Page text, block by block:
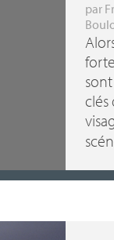
par
clés